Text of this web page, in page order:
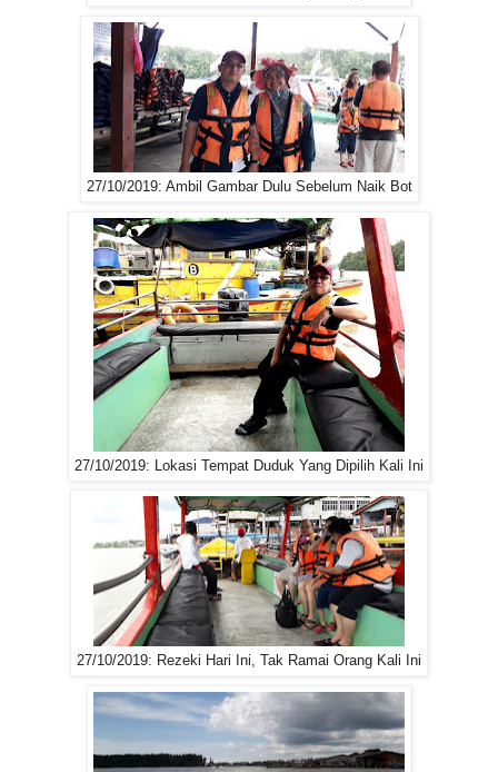
27/10/2019: Ambil Gambar Dulu Sebelum Naik Bot
27/10/2019: Lokasi Tempat Duduk Yang Dipilih Kali Ini
27/10/2019: Rezeki Hari Ini, Tak Ramai Orang Kali Ini